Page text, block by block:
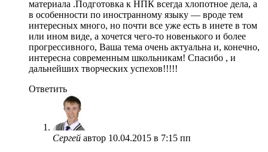
материала .Подготовка к НПК всегда хлопотное дела, а
в особенности по иностранному языку — вроде тем
интересных много, но почти все уже есть в инете в том
или ином виде, а хочется чего-то новенького и более
прогрессивного, Ваша тема очень актуальна и, конечно,
интересна современным школьникам! Спасибо , и
дальнейших творческих успехов!!!!!
Ответить
Сергей автор 10.04.2015 в 7:15 пп